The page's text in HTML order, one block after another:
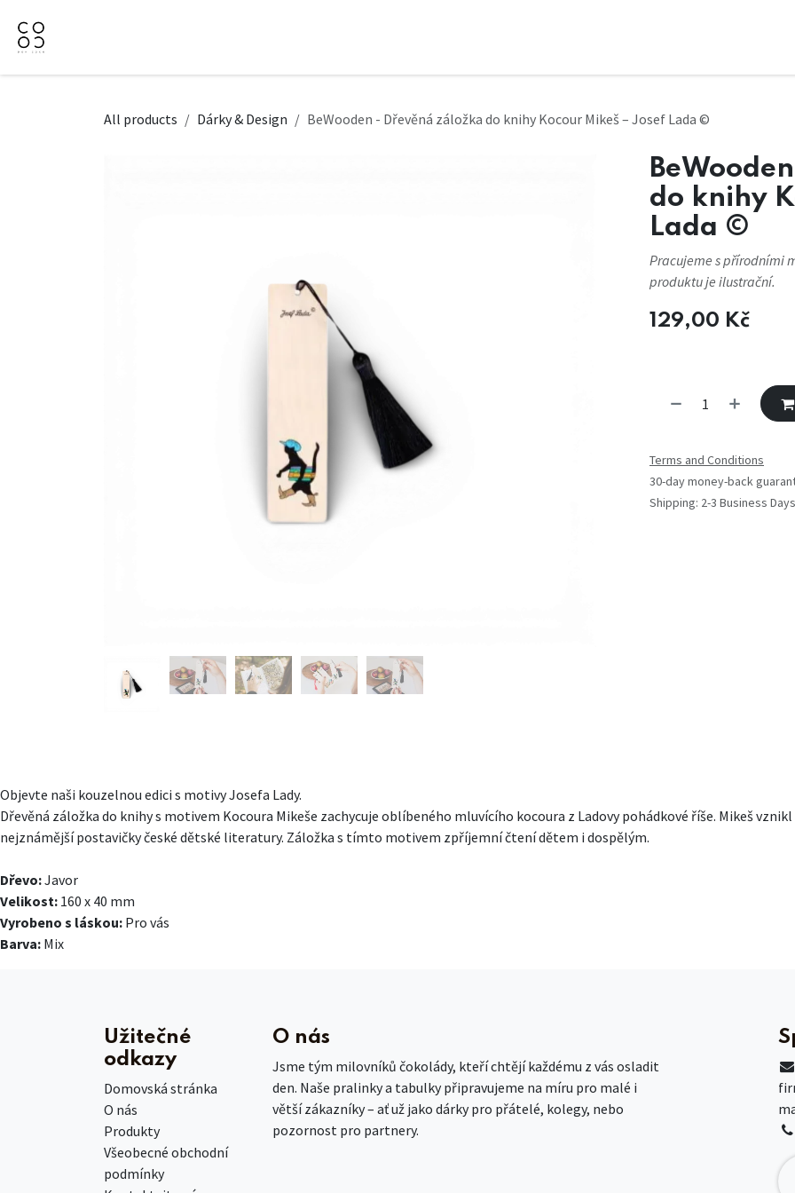
All products Dárky & Design BeWooden - Dřevěná záložka do knihy Kocour Mikeš – Josef Lada ©
do knihy
Lada ©
Pracujeme s přírodními
produktu je ilustrační.
129,00 Kč
Terms and Conditions
30-day money-back
Shipping: 2-3 Business Days
Objevte naši kouzelnou edici s motivy Josefa Lady.
Dřevěná záložka do knihy s motivem Kocoura Mikeše zachycuje oblíbeného mluvícího kocoura z Ladovy pohádkové říše. Mikeš
nejznámější postavičky české dětské literatury. Záložka s tímto motivem zpříjemní čtení dětem i dospělým.
Dřevo:Javor
Velikost: 160 x 40 mm
Vyrobeno s láskou: Pro vás
Barva: Mix
Užitečné
odkazy
Domovská stránka
O nás
Produkty
Všeobecné obchodní
podmínky
O nás
Jsme tým milovníků čokolády, kteří chtějí každému z vás osladit
den. Naše pralinky a tabulky připravujeme na míru pro malé i
větší zákazníky – ať už jako dárky pro přátelé, kolegy, nebo
pozornost pro partnery.